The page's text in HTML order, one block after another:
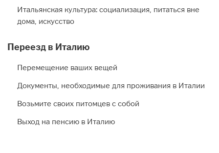
Итальянская культура: социализация, питаться вне
дома, искусство
Переезд в Италию
Перемещение ваших вещей
Документы, необходимые для проживания в Италии
Возьмите своих питомцев с собой
Выход на пенсию в Италию